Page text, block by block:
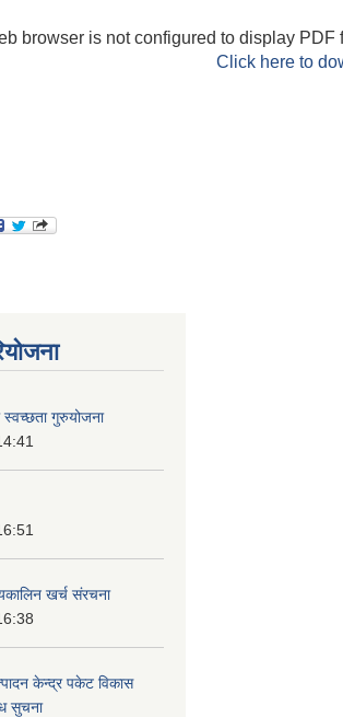
browser is not configured to display PDF
Click here to
गुरुयोजना
खर्च संरचना
केन्द्र पकेट विकास
सुचना